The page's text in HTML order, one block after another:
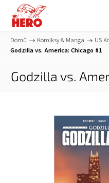
Domů / Komiksy & Manga / US
Godzilla vs. America: Chicago #1
Godzilla vs.